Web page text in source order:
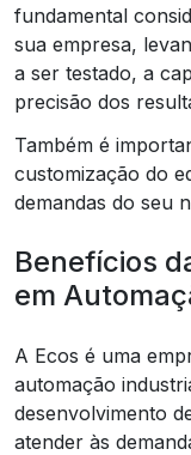
fundamental
sua empresa,
a ser testado, a
precisão dos
Também é
customização do
demandas do seu
Benefícios
em
A Ecos é uma
automação
desenvolvimento
atender às